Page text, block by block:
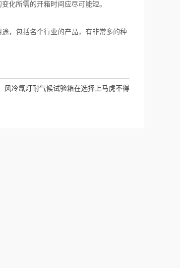
化所需的开箱时间应尽可能短。
，包括名个行业的产品，有非常多的种
风冷氙灯耐气候试验箱在选择上马虎不得